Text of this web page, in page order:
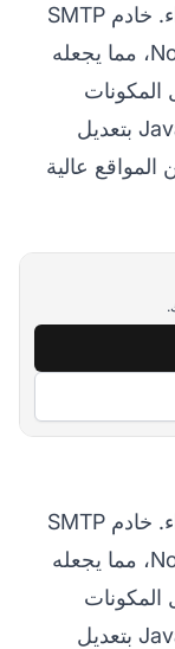
هاراكا هو خادم SMTP فعال وعالي الأداء. خادم SMTP
مفتوح المصدر هاراكا مكتوب في Node.js، مما يجعله
المكونات
الإضافية، الذي يسمح لمبرمجي Javascript بتعديل
عالية
هاراكا هو خادم SMTP فعال وعالي الأداء. خادم SMTP
مفتوح المصدر هاراكا مكتوب في Node.js، مما يجعله
المكونات
الإضافية، الذي يسمح لمبرمجي Javascript بتعديل